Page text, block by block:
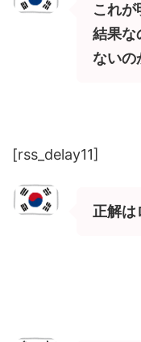
これが
結果な
ないの
[rss_delay11]
正解は